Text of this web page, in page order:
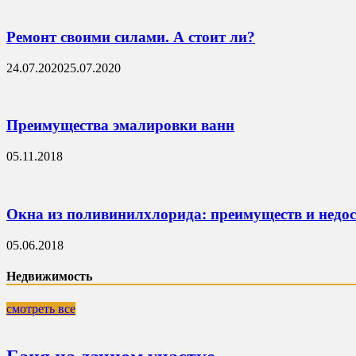
Ремонт своими силами. А стоит ли?
24.07.202025.07.2020
Преимущества эмалировки ванн
05.11.2018
Окна из поливинилхлорида: преимуществ и
05.06.2018
Недвижимость
смотреть все